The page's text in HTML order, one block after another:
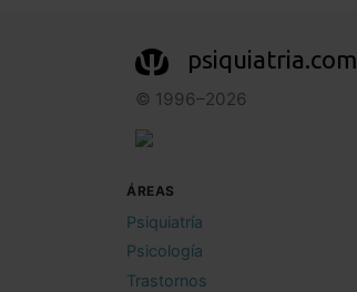
psiquiatria.com
© 1996–2026
ÁREAS
Psiquiatría
Psicología
Trastornos